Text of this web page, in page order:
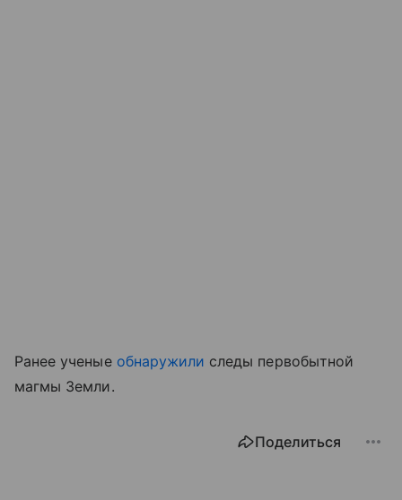
Ранее ученые обнаружили следы первобытной
магмы Земли.
Поделиться